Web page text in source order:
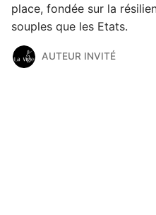
place, fondée sur la
souples que les Etats.
AUTEUR INVITÉ